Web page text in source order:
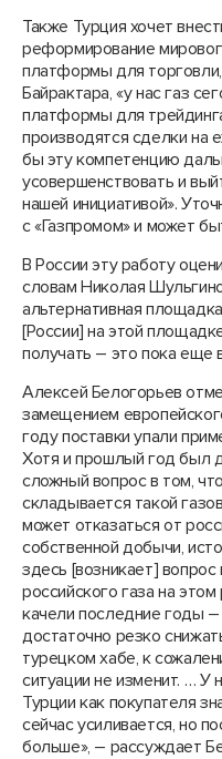
Также Турция хочет
реформирование
платформы для
Байрактара, «у нас газ
платформы для
производятся сделки на
бы эту компетенцию
усовершенствовать и
нашей инициативой».
с «Газпромом» и может
В России эту работу
словам Николая
альтернативная
[России] на этой
получать – это пока еще
Алексей Белогорьев
замещением
году поставки упали
Хотя и прошлый год был
сложный вопрос в том,
складывается такой
может отказаться от
собственной добычи,
здесь [возникает]
российского газа на
качели последние годы
достаточно резко
турецком хабе, к
ситуации не изменит. … У
Турции как покупателя
сейчас усиливается, но
больше», – рассуждает